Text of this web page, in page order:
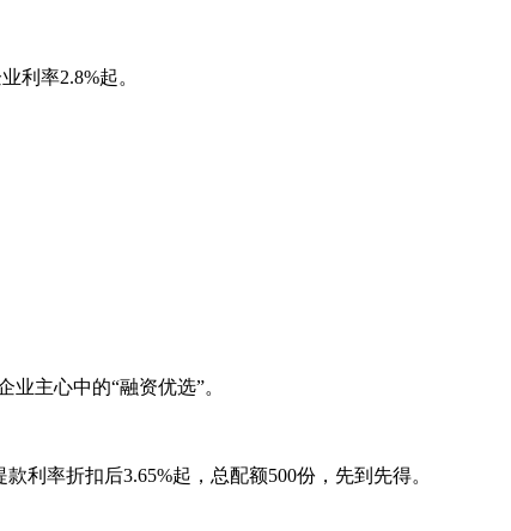
利率2.8%起。
主心中的“融资优选”。
率折扣后3.65%起，总配额500份，先到先得。